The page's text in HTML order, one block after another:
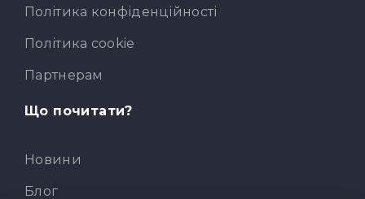
Політика конфіденційності
Політика cookie
Партнерам
Що почитати?
Новини
Блог